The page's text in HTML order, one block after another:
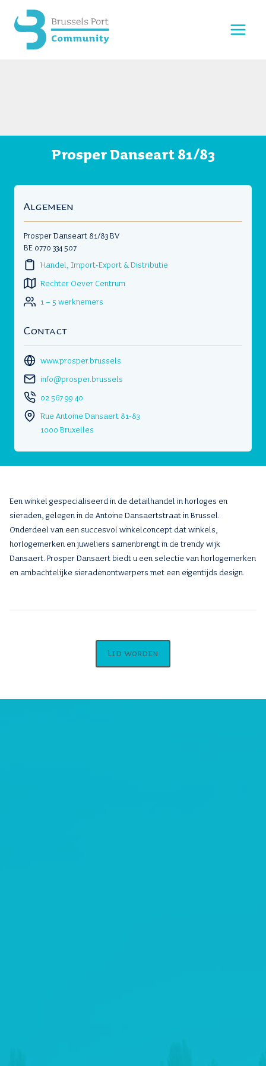
naar
inhoud
Prosper Danseart 81/83
Algemeen
Prosper Danseart 81/83 BV
BE 0770 334 507
Handel, Import-Export & Distributie
Rechter Oever Centrum
1 – 5 werknemers
Contact
www.prosper.brussels
info@prosper.brussels
02 567 99 40
Rue Antoine Dansaert 81-83
1000 Bruxelles
Een winkel gespecialiseerd in de detailhandel in horloges en
sieraden, gelegen in de Antoine Dansaertstraat in Brussel.
Onderdeel van een succesvol winkelconcept dat winkels,
horlogemerken en juweliers samenbrengt in de trendy wijk
Dansaert. Prosper Dansaert biedt u een selectie van horlogemerken
en ambachtelijke sieradenontwerpers met een eigentijds design.
Lid worden